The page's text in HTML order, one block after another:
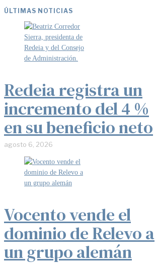
ÚLTIMAS NOTICIAS
Redeia registra un
incremento del 4 %
en su beneficio neto
agosto 6, 2026
Vocento vende el
dominio de Relevo a
un grupo alemán